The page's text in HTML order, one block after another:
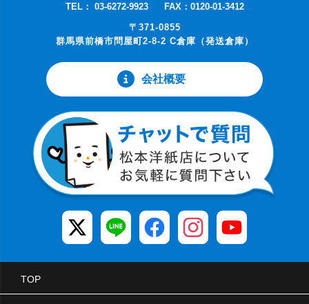
TEL： 03-6272-9923
FAX：0120-01-3412
〒371-0855
群馬県前橋市問屋町2-8-2 C倉庫（発送倉庫）
会社概要
TOP